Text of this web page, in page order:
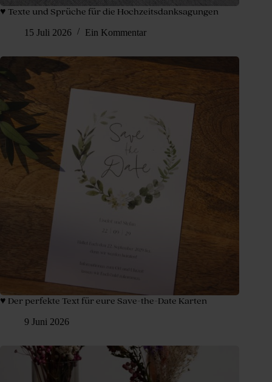
♥ Texte und Sprüche für die Hochzeitsdanksagungen
15 Juli 2026
Ein Kommentar
♥ Der perfekte Text für eure Save-the-Date Karten
9 Juni 2026